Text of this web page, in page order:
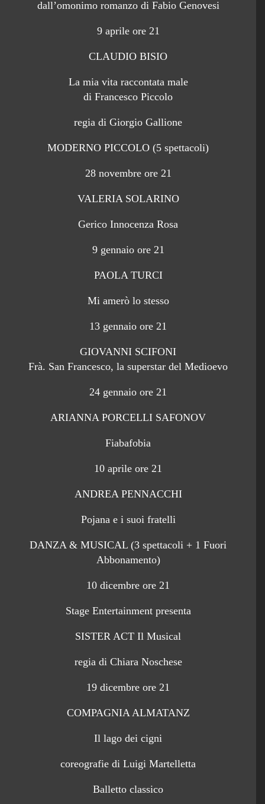
dall’omonimo romanzo di Fabio Genovesi
9 aprile ore 21
CLAUDIO BISIO
La mia vita raccontata male
di Francesco Piccolo
regia di Giorgio Gallione
MODERNO PICCOLO (5 spettacoli)
28 novembre ore 21
VALERIA SOLARINO
Gerico Innocenza Rosa
9 gennaio ore 21
PAOLA TURCI
Mi amerò lo stesso
13 gennaio ore 21
GIOVANNI SCIFONI
Frà. San Francesco, la superstar del Medioevo
24 gennaio ore 21
ARIANNA PORCELLI SAFONOV
Fiabafobia
10 aprile ore 21
ANDREA PENNACCHI
Pojana e i suoi fratelli
DANZA & MUSICAL (3 spettacoli + 1 Fuori
Abbonamento)
10 dicembre ore 21
Stage Entertainment presenta
SISTER ACT Il Musical
regia di Chiara Noschese
19 dicembre ore 21
COMPAGNIA ALMATANZ
Il lago dei cigni
coreografie di Luigi Martelletta
Balletto classico